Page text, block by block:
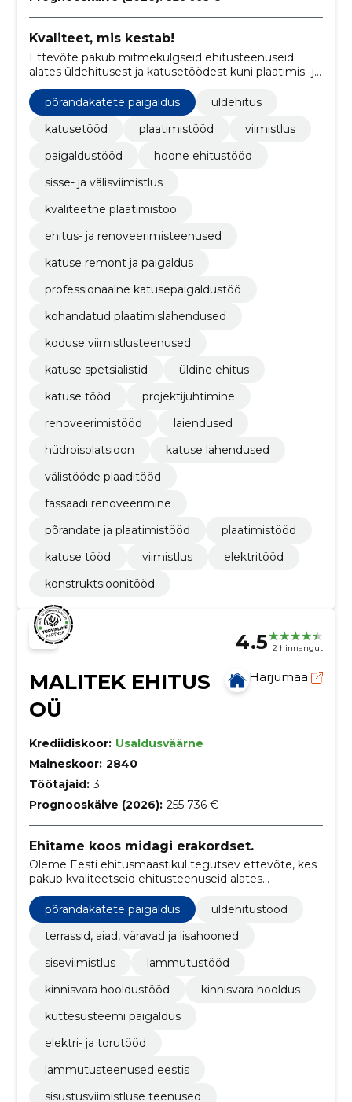
Kvaliteet, mis kestab!
Ettevõte pakub mitmekülgseid ehitusteenuseid
alates üldehitusest ja katusetöödest kuni plaatimis- ja
põrandakatete paigaldus
üldehitus
katusetööd
plaatimistööd
viimistlus
paigaldustööd
hoone ehitustööd
sisse- ja välisviimistlus
kvaliteetne plaatimistöö
ehitus- ja renoveerimisteenused
katuse remont ja paigaldus
professionaalne katusepaigaldustöö
kohandatud plaatimislahendused
koduse viimistlusteenused
katuse spetsialistid
üldine ehitus
katuse tööd
projektijuhtimine
renoveerimistööd
laiendused
hüdroisolatsioon
katuse lahendused
välistööde plaaditööd
fassaadi renoveerimine
põrandate ja plaatimistööd
plaatimistööd
katuse tööd
viimistlus
elektritööd
konstruktsioonitööd
4.5 2 hinnangut
MALITEK EHITUS
OÜ
Harjumaa
Krediidiskoor: Usaldusväärne
Maineskoor: 2840
Töötajaid: 3
Prognooskäive (2026): 255 736 €
Ehitame koos midagi erakordset.
Oleme Eesti ehitusmaastikul tegutsev ettevõte, kes
pakub kvaliteetseid ehitusteenuseid alates
üldehitusest kuni siseviimistluseni, keskendudes
korterite, eramute ja äripindade renoveerimisele.
põrandakatete paigaldus
üldehitustööd
terrassid, aiad, väravad ja lisahooned
siseviimistlus
lammutustööd
kinnisvara hooldustööd
kinnisvara hooldus
küttesüsteemi paigaldus
elektri- ja torutööd
lammutusteenused eestis
sisustusviimistluse teenused